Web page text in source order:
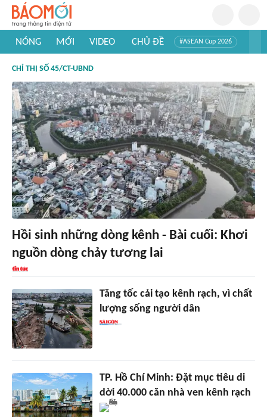
NÓNG MỚI VIDEO CHỦ ĐỀ #ASEAN Cup 2026
#Khám phá thế giới
CHỈ THỊ SỐ 45/CT-UBND
Hồi sinh những dòng kênh - Bài cuối: Khơi
nguồn dòng chảy tương lai
Tăng tốc cải tạo kênh rạch, vì chất
lượng sống người dân
TP. Hồ Chí Minh: Đặt mục tiêu di
dời 40.000 căn nhà ven kênh rạch